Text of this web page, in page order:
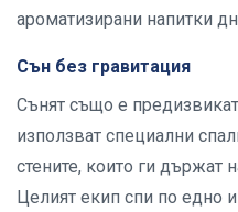
ароматизирани напитки
Сън без гравитация
Сънят също е
използват специални
стените, които ги държат
Целият екип спи по едно